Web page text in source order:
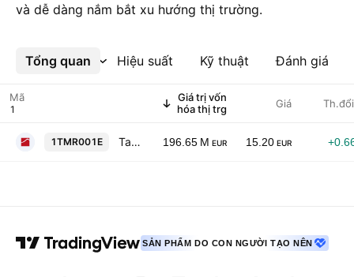
và dễ dàng nắm bắt xu hướng thị trường.
Tổng quan Hiệu suất Kỹ thuật Đánh giá
Xem thêm
Mã
Giá trị vốn
hóa thị trg
Giá
1TMR001E Tatry mountain resorts as 196.65 M EUR 15.20 EUR
SẢN PHẨM DO CON NGƯỜI TẠO NÊN